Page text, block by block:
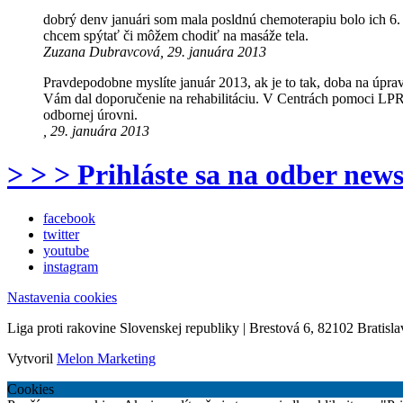
dobrý denv januári som mala posldnú chemoterapiu bolo ich
chcem spýtať či môžem chodiť na masáže tela.
Zuzana Dubravcová, 29. januára 2013
Pravdepodobne myslíte január 2013, ak je to tak, doba na
Vám dal doporučenie na rehabilitáciu. V Centrách pomoci
odbornej úrovni.
, 29. januára 2013
> > > Prihláste sa na odber
facebook
twitter
youtube
instagram
Nastavenia cookies
Liga proti rakovine Slovenskej republiky | Brestová 6, 82102
Vytvoril Melon Marketing
Cookies